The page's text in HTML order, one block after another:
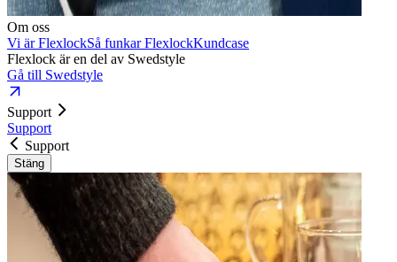
Om oss
Vi är FlexlockSå funkar FlexlockKundcase
Flexlock är en del av Swedstyle
Gå till Swedstyle
Support
Support
Support
Stäng